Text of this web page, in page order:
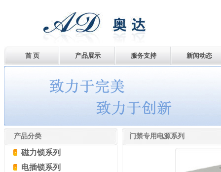
首 页 产品展示 服务支持 新闻动态
产品分类
磁力锁系列
电插锁系列
门禁专用电源系列